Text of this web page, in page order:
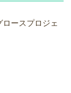
ースプロジェ